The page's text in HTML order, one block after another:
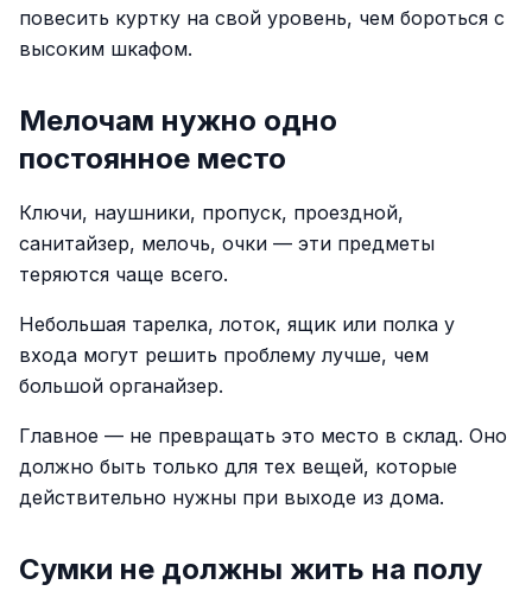
повесить куртку на свой уровень, чем бороться с
высоким шкафом.
Мелочам нужно одно
постоянное место
Ключи, наушники, пропуск, проездной,
санитайзер, мелочь, очки — эти предметы
теряются чаще всего.
Небольшая тарелка, лоток, ящик или полка у
входа могут решить проблему лучше, чем
большой органайзер.
Главное — не превращать это место в склад. Оно
должно быть только для тех вещей, которые
действительно нужны при выходе из дома.
Сумки не должны жить на полу